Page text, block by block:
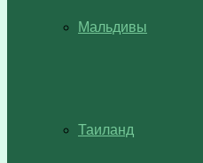
Мальдивы
Таиланд